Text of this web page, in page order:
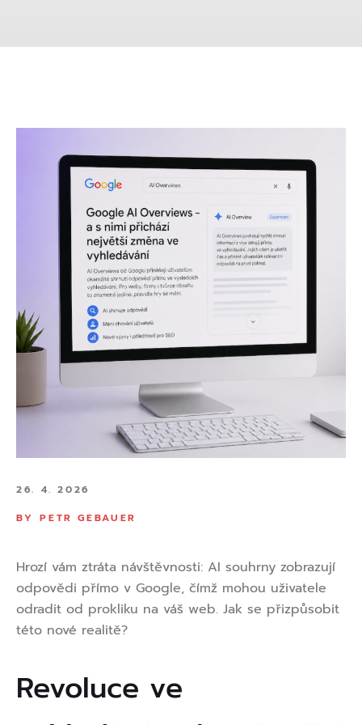
26. 4. 2026
BY
PETR GEBAUER
Hrozí vám ztráta návštěvnosti: AI souhrny zobrazují
odpovědi přímo v Google, čímž mohou uživatele
odradit od prokliku na váš web. Jak se přizpůsobit
této nové realitě?
Revoluce ve